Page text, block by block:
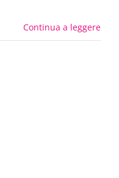
Continua a leggere